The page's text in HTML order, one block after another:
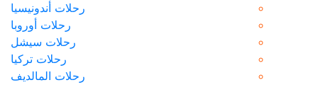
رحلات أندونيسيا
رحلات أوروبا
رحلات سيشل
رحلات تركيا
رحلات المالديف